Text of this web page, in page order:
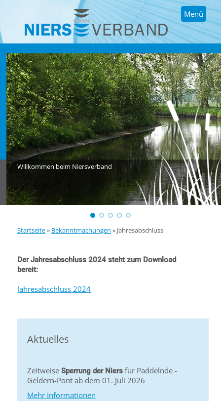
Menü
Willkommen beim Niersverband
Startseite» Bekanntmachungen » Jahresabschluss
Der Jahresabschluss 2024 steht zum Download
bereit:
Jahresabschluss 2024
Aktuelles
Zeitweise Sperrung der Niers für Paddelnde -
Geldern-Pont ab dem 01. Juli 2026
Mehr Informationen